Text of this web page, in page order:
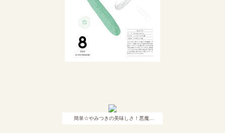
簡単☆やみつきの美味しさ！悪魔…